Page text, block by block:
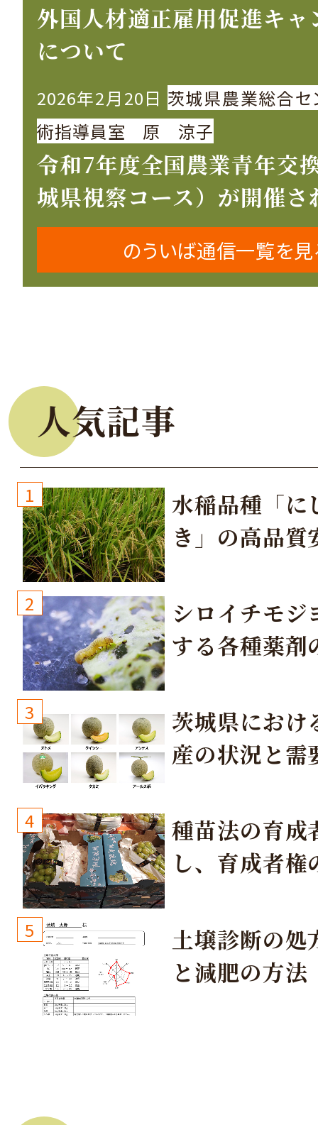
外国人材適正雇用促進キャ
について
2026年2月20日 茨城県農業総合セ
術指導員室 原 涼子
令和7年度全国農業青年交
城県視察コース）が開催さ
のういば通信一覧を
人気記事
1
水稲品種「に
き」の高品質
2
シロイチモジ
する各種薬剤
3
茨城県におけ
産の状況と需
4
種苗法の育成
し、育成者権
しょう！
5
土壌診断の処
と減肥の方法